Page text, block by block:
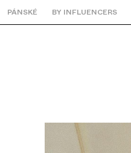
PÁNSKÉ BY INFLUENCERS